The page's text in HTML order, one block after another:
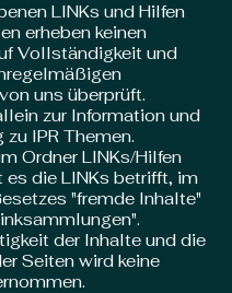
LINKs und Hilfen
erheben keinen
Vollständigkeit und
uns überprüft.
zur Information und
zu IPR Themen.
Ordner LINKs/Hilfen
die LINKs betrifft, im
"fremde Inhalte"
der Inhalte und die
Seiten wird keine